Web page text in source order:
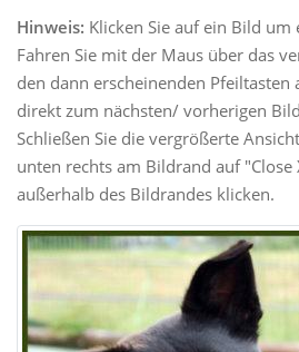
Hinweis: Klicken Sie auf ein Bild um
Fahren Sie mit der Maus über das
den dann erscheinenden Pfeiltasten
direkt zum nächsten/ vorherigen
Schließen Sie die vergrößerte
unten rechts am Bildrand auf "Close
außerhalb des Bildrandes klicken.